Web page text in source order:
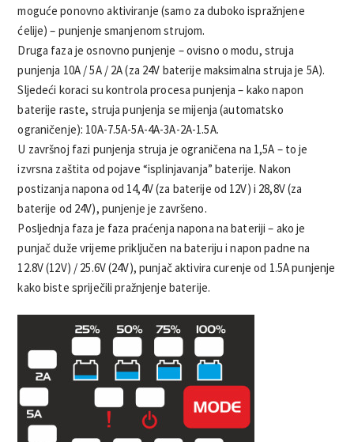
moguće ponovno aktiviranje (samo za duboko ispražnjene
ćelije) – punjenje smanjenom strujom.
Druga faza je osnovno punjenje – ovisno o modu, struja
punjenja 10A / 5A / 2A (za 24V baterije maksimalna struja je 5A).
Sljedeći koraci su kontrola procesa punjenja – kako napon
baterije raste, struja punjenja se mijenja (automatsko
ograničenje): 10A-7.5A-5A-4A-3A-2A-1.5A.
U završnoj fazi punjenja struja je ograničena na 1,5A – to je
izvrsna zaštita od pojave “isplinjavanja” baterije. Nakon
postizanja napona od 14,4V (za baterije od 12V) i 28,8V (za
baterije od 24V), punjenje je završeno.
Posljednja faza je faza praćenja napona na bateriji – ako je
punjač duže vrijeme priključen na bateriju i napon padne na
12.8V (12V) / 25.6V (24V), punjač aktivira curenje od 1.5A punjenje
kako biste spriječili pražnjenje baterije.